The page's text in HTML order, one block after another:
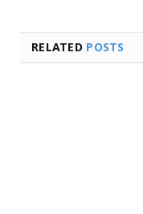
RELATED POSTS